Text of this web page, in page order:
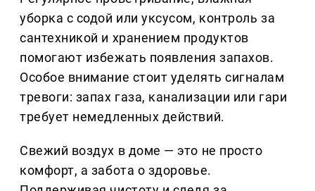
уборка с содой или уксусом, контроль за
сантехникой и хранением продуктов
помогают избежать появления запахов.
Особое внимание стоит уделять сигналам
тревоги: запах газа, канализации или гари
требует немедленных действий.
Свежий воздух в доме — это не просто
комфорт, а забота о здоровье.